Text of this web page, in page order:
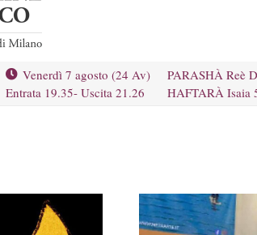
Venerdì 7 agosto (24 Av)
Entrata 19.35- Uscita 21.26
PARASHÀ Reè
HAFTARÀ Isaia